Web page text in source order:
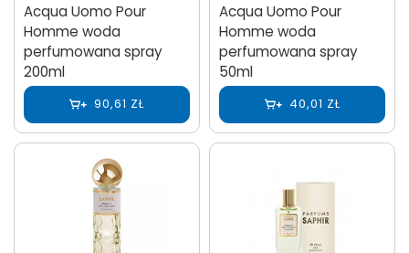
Acqua Uomo Pour
Homme woda
perfumowana spray
200ml
90,61 ZŁ
Acqua Uomo Pour
Homme woda
perfumowana spray
50ml
40,01 ZŁ